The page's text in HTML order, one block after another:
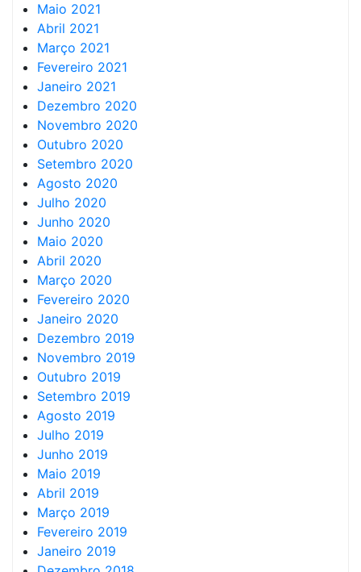
Maio 2021
Abril 2021
Março 2021
Fevereiro 2021
Janeiro 2021
Dezembro 2020
Novembro 2020
Outubro 2020
Setembro 2020
Agosto 2020
Julho 2020
Junho 2020
Maio 2020
Abril 2020
Março 2020
Fevereiro 2020
Janeiro 2020
Dezembro 2019
Novembro 2019
Outubro 2019
Setembro 2019
Agosto 2019
Julho 2019
Junho 2019
Maio 2019
Abril 2019
Março 2019
Fevereiro 2019
Janeiro 2019